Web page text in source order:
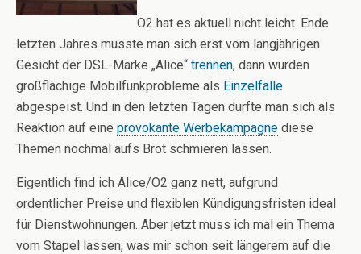
O2 hat es aktuell nicht leicht. Ende
letzten Jahres musste man sich erst vom langjährigen
Gesicht der DSL-Marke „Alice“ trennen, dann wurden
großflächige Mobilfunkprobleme als Einzelfälle
abgespeist. Und in den letzten Tagen durfte man sich als
Reaktion auf eine provokante Werbekampagne diese
Themen nochmal aufs Brot schmieren lassen.
Eigentlich find ich Alice/O2 ganz nett, aufgrund
ordentlicher Preise und flexiblen Kündigungsfristen ideal
für Dienstwohnungen. Aber jetzt muss ich mal ein Thema
vom Stapel lassen, was mir schon seit längerem auf die